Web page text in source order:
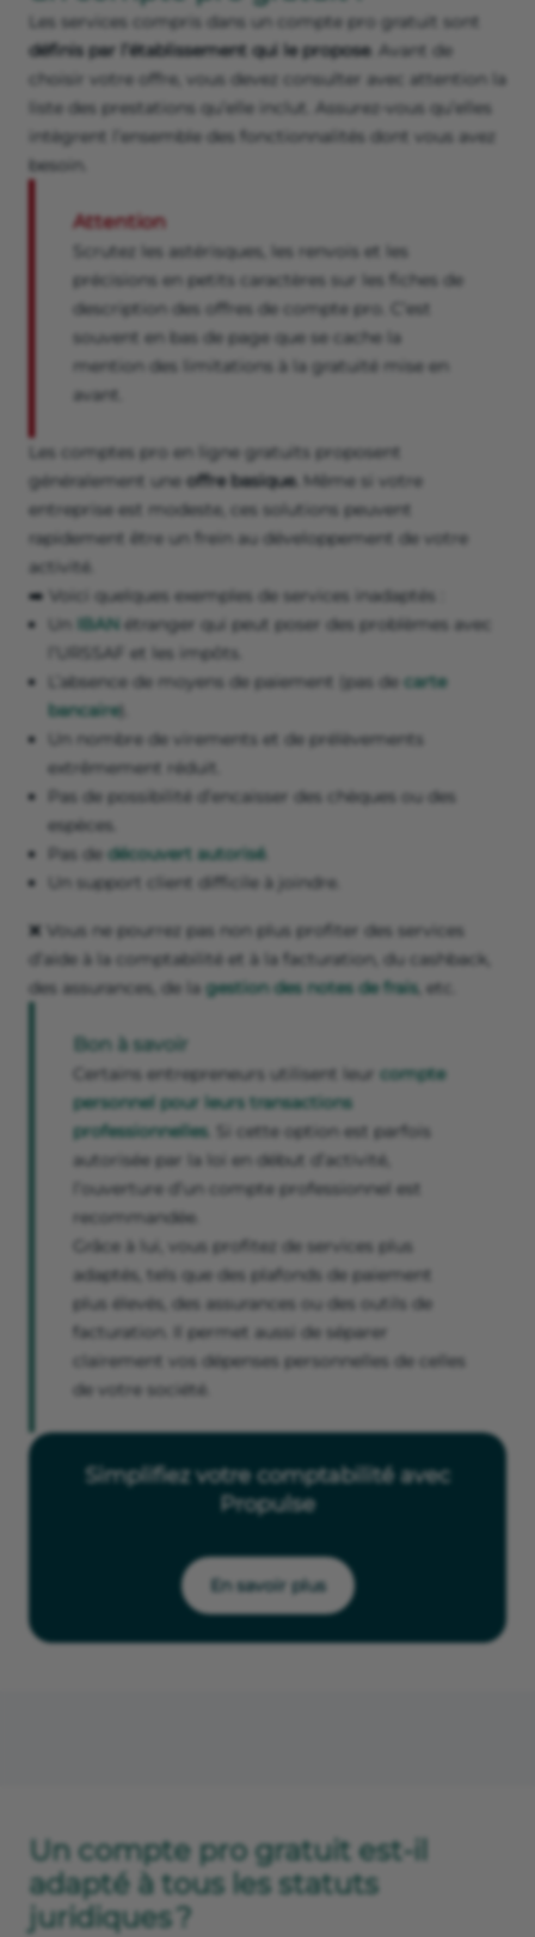
Les services compris dans un compte pro gratuit sont
définis par l’établissement qui le propose. Avant de
choisir votre offre, vous devez consulter avec attention la
liste des prestations qu’elle inclut. Assurez-vous qu’elles
intègrent l’ensemble des fonctionnalités dont vous avez
besoin.
Attention
Scrutez les astérisques, les renvois et les
précisions en petits caractères sur les fiches de
description des offres de compte pro. C’est
souvent en bas de page que se cache la
mention des limitations à la gratuité mise en
avant.
Les comptes pro en ligne gratuits proposent
généralement une offre basique. Même si votre
entreprise est modeste, ces solutions peuvent
rapidement être un frein au développement de votre
activité.
➡️ Voici quelques exemples de services inadaptés :
Un IBAN étranger qui peut poser des problèmes avec
l’URSSAF et les impôts.
L’absence de moyens de paiement (pas de carte
bancaire).
Un nombre de virements et de prélèvements
extrêmement réduit.
Pas de possibilité d’encaisser des chèques ou des
espèces.
Pas de découvert autorisé.
Un support client difficile à joindre.
❌ Vous ne pourrez pas non plus profiter des services
d’aide à la comptabilité et à la facturation, du cashback,
des assurances, de la gestion des notes de frais, etc.
Bon à savoir
Certains entrepreneurs utilisent leur compte
personnel pour leurs transactions
professionnelles. Si cette option est parfois
autorisée par la loi en début d’activité,
l’ouverture d’un compte professionnel est
recommandée.
Grâce à lui, vous profitez de services plus
adaptés, tels que des plafonds de paiement
plus élevés, des assurances ou des outils de
facturation. Il permet aussi de séparer
clairement vos dépenses personnelles de celles
de votre société.
Simplifiez votre comptabilité avec
Propulse
En savoir plus
Un compte pro gratuit est-il
adapté à tous les statuts
juridiques ?